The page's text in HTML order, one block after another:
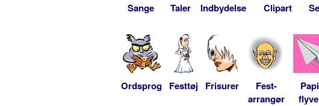
Sange Taler Indbydelse Clipart
Ordsprog Festtøj Frisurer
Fest-
arrangør